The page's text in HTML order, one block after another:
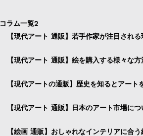
コラム一覧2
【現代アート 通販】若手作家が注目され
【現代アート 通販】絵を購入する様々な方
【現代アートの通販】歴史を知るとアー
【現代アート 通販】日本のアート市場につ
【絵画 通販】おしゃれなインテリアに合